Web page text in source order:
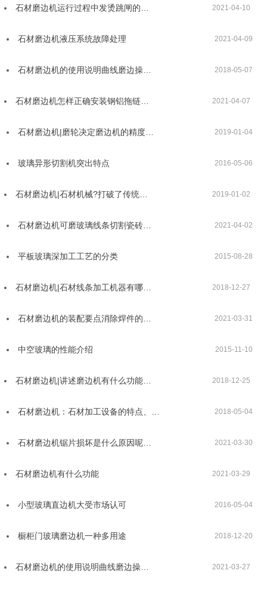
石材磨边机运行过程中发烫跳闸的… 2021-04-10
石材磨边机液压系统故障处理 2021-04-09
石材磨边机的使用说明曲线磨边操… 2018-05-07
石材磨边机怎样正确安装钢铝拖链… 2021-04-07
石材磨边机|磨轮决定磨边机的精度… 2019-01-04
玻璃异形切割机突出特点 2016-05-06
石材磨边机|石材机械?打破了传统… 2019-01-02
石材磨边机可磨玻璃线条切割瓷砖… 2021-04-02
平板玻璃深加工工艺的分类 2015-08-28
石材磨边机|石材线条加工机器有哪… 2018-12-27
石材磨边机的装配要点消除焊件的… 2021-03-31
中空玻璃的性能介绍 2015-11-10
石材磨边机|讲述磨边机有什么功能… 2018-12-25
石材磨边机：石材加工设备的特点、… 2018-05-04
石材磨边机锯片损坏是什么原因呢… 2021-03-30
石材磨边机有什么功能 2021-03-29
小型玻璃直边机大受市场认可 2016-05-04
橱柜门玻璃磨边机一种多用途 2018-12-20
石材磨边机的使用说明曲线磨边操… 2021-03-27